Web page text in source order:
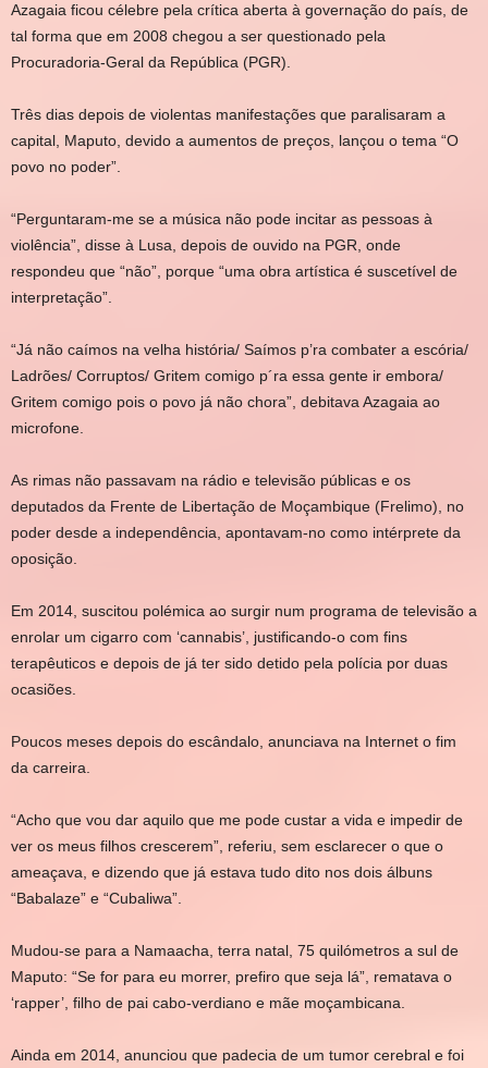
Azagaia ficou célebre pela crítica aberta à governação do país, de
tal forma que em 2008 chegou a ser questionado pela
Procuradoria-Geral da República (PGR).
Três dias depois de violentas manifestações que paralisaram a
capital, Maputo, devido a aumentos de preços, lançou o tema “O
povo no poder”.
“Perguntaram-me se a música não pode incitar as pessoas à
violência”, disse à Lusa, depois de ouvido na PGR, onde
respondeu que “não”, porque “uma obra artística é suscetível de
interpretação”.
“Já não caímos na velha história/ Saímos p’ra combater a escória/
Ladrões/ Corruptos/ Gritem comigo p´ra essa gente ir embora/
Gritem comigo pois o povo já não chora”, debitava Azagaia ao
microfone.
As rimas não passavam na rádio e televisão públicas e os
deputados da Frente de Libertação de Moçambique (Frelimo), no
poder desde a independência, apontavam-no como intérprete da
oposição.
Em 2014, suscitou polémica ao surgir num programa de televisão a
enrolar um cigarro com ‘cannabis’, justificando-o com fins
terapêuticos e depois de já ter sido detido pela polícia por duas
ocasiões.
Poucos meses depois do escândalo, anunciava na Internet o fim
da carreira.
“Acho que vou dar aquilo que me pode custar a vida e impedir de
ver os meus filhos crescerem”, referiu, sem esclarecer o que o
ameaçava, e dizendo que já estava tudo dito nos dois álbuns
“Babalaze” e “Cubaliwa”.
Mudou-se para a Namaacha, terra natal, 75 quilómetros a sul de
Maputo: “Se for para eu morrer, prefiro que seja lá”, rematava o
‘rapper’, filho de pai cabo-verdiano e mãe moçambicana.
Ainda em 2014, anunciou que padecia de um tumor cerebral e foi